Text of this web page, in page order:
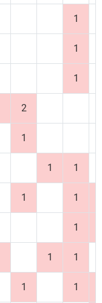
1
1
1
2
1
1 1
1 1
1
1 1
1 1